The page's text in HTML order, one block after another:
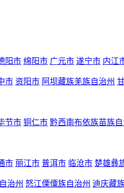
阳市 绵阳市 广元市 遂宁市 内江
市 资阳市 阿坝藏族羌族自治州
节市 铜仁市 黔西南布依族苗族自
市 丽江市 普洱市 临沧市 楚雄彝
治州 怒江傈僳族自治州 迪庆藏